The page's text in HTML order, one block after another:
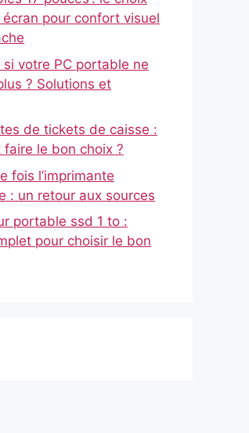
pour confort visuel
si votre PC portable ne
? Solutions et
de tickets de caisse :
faire le bon choix ?
fois l’imprimante
: un retour aux sources
portable ssd 1 to :
pour choisir le bon